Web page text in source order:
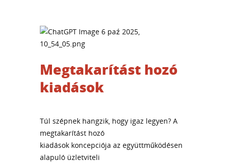
Megtakarítást hozó
kiadások
Túl szépnek hangzik, hogy igaz legyen? A
megtakarítást hozó
kiadások koncepciója az együttműködésen
alapuló üzletviteli